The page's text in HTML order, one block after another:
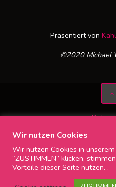
Präsentiert von
©2020 Michael
Wir nutzen Cookies
Wir nutzen Cookies in
“ZUSTIMMEN” klicken,
Vorteile dieser Seite nutzen. .